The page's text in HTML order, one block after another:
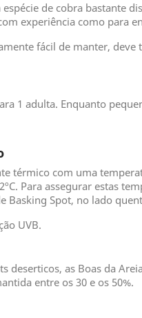
de cobra bastante
experiência como para
fácil de manter,
1 adulta. Enquanto
térmico com uma
Para assegurar estas
Basking Spot, no lado
UVB.
deserticos, as Boas da
entre os 30 e os 50%.